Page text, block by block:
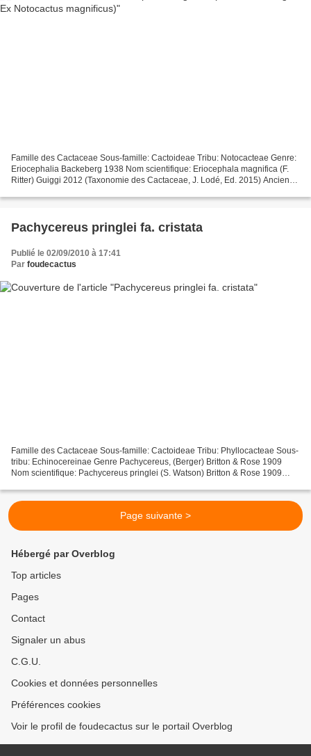
Famille des Cactaceae Sous-famille: Cactoideae Tribu: Notocacteae Genre:
Eriocephalia Backeberg 1938 Nom scientifique: Eriocephala magnifica (F.
Ritter) Guiggi 2012 (Taxonomie des Cactaceae, J. Lodé, Ed. 2015) Ancienne
Pachycereus pringlei fa. cristata
Publié le 02/09/2010 à 17:41
Par foudecactus
Famille des Cactaceae Sous-famille: Cactoideae Tribu: Phyllocacteae Sous-
tribu: Echinocereinae Genre Pachycereus, (Berger) Britton & Rose 1909
Nom scientifique: Pachycereus pringlei (S. Watson) Britton & Rose 1909
Page suivante >
Hébergé par Overblog
Top articles
Pages
Contact
Signaler un abus
C.G.U.
Cookies et données personnelles
Préférences cookies
Voir le profil de foudecactus sur le portail Overblog